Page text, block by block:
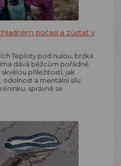
počasí a zůstat v
Teploty pod nulou, brzká
dává běžcům pořádně
příležitostí, jak
a mentální sílu.
správně se